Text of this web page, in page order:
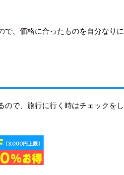
で、価格に合ったものを自分なりに
ので、旅行に行く時はチェックをし